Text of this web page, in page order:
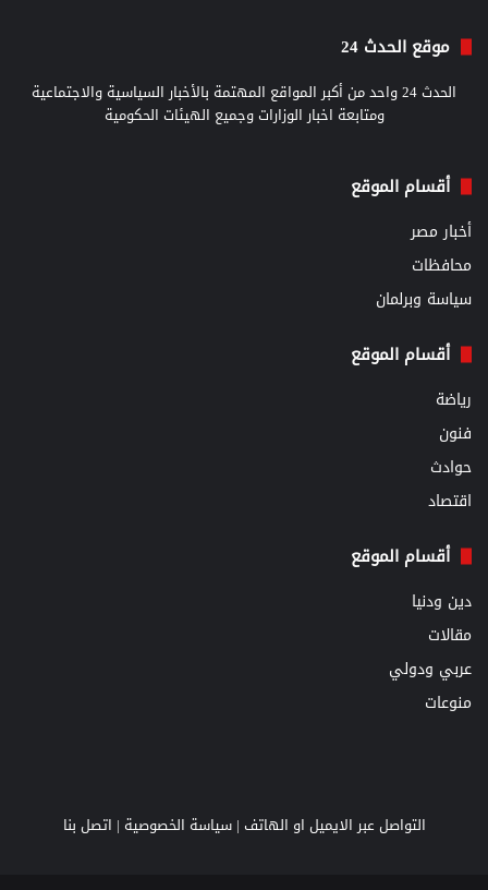
موقع الحدث 24
الحدث 24 واحد من أكبر المواقع المهتمة بالأخبار السياسية والاجتماعية
ومتابعة اخبار الوزارات وجميع الهيئات الحكومية
أقسام الموقع
أخبار مصر
محافظات
سياسة وبرلمان
أقسام الموقع
رياضة
فنون
حوادث
اقتصاد
أقسام الموقع
دين ودنيا
مقالات
عربي ودولي
منوعات
التواصل عبر الايميل او الهاتف |سياسة الخصوصية | اتصل بنا